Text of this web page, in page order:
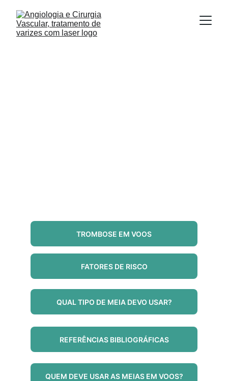
TROMBOSE EM VOOS
FATORES DE RISCO
QUAL TIPO DE MEIA DEVO USAR?
REFERÊNCIAS BIBLIOGRÁFICAS
QUEM DEVE USAR AS MEIAS EM VOOS?